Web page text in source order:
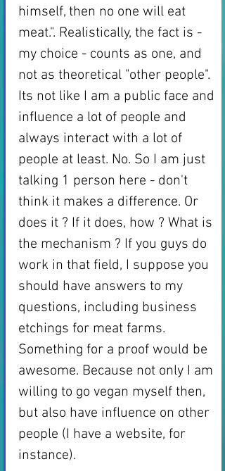
himself, then no one will eat
meat.". Realistically, the fact is -
my choice - counts as one, and
not as theoretical "other people".
Its not like I am a public face and
influence a lot of people and
always interact with a lot of
people at least. No. So I am just
talking 1 person here - don't
think it makes a difference. Or
does it ? If it does, how ? What is
the mechanism ? If you guys do
work in that field, I suppose you
should have answers to my
questions, including business
etchings for meat farms.
Something for a proof would be
awesome. Because not only I am
willing to go vegan myself then,
but also have influence on other
people (I have a website, for
instance).